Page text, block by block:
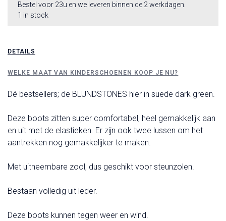
Bestel voor 23u en we leveren binnen de 2 werkdagen.
1 in stock
DETAILS
WELKE MAAT VAN KINDERSCHOENEN KOOP JE NU?
Dé bestsellers; de BLUNDSTONES hier in suede dark green.
Deze boots zitten super comfortabel, heel gemakkelijk aan
en uit met de elastieken. Er zijn ook twee lussen om het
aantrekken nog gemakkelijker te maken.
Met uitneembare zool, dus geschikt voor steunzolen.
Bestaan volledig uit leder.
Deze boots kunnen tegen weer en wind.